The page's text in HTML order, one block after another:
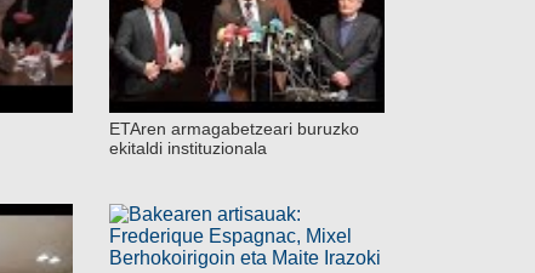
ETAren armagabetzeari buruzko
ekitaldi instituzionala